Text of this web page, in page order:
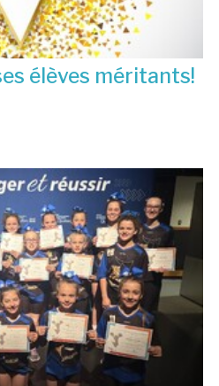
élèves méritants!